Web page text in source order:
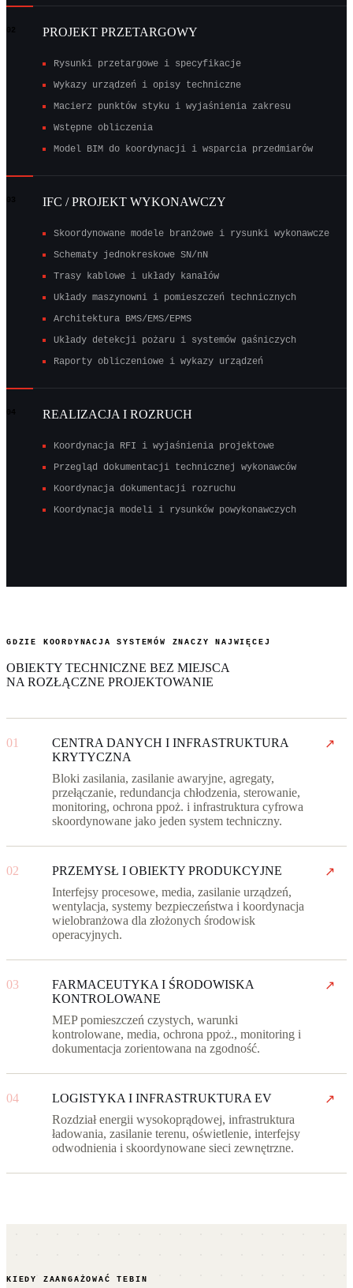
02 PROJEKT PRZETARGOWY
Rysunki przetargowe i specyfikacje
Wykazy urządzeń i opisy techniczne
Macierz punktów styku i wyjaśnienia zakresu
Wstępne obliczenia
Model BIM do koordynacji i wsparcia przedmiarów
03 IFC / PROJEKT WYKONAWCZY
Skoordynowane modele branżowe i rysunki wykonawcze
Schematy jednokreskowe SN/nN
Trasy kablowe i układy kanałów
Układy maszynowni i pomieszczeń technicznych
Architektura BMS/EMS/EPMS
Układy detekcji pożaru i systemów gaśniczych
Raporty obliczeniowe i wykazy urządzeń
04 REALIZACJA I ROZRUCH
Koordynacja RFI i wyjaśnienia projektowe
Przegląd dokumentacji technicznej wykonawców
Koordynacja dokumentacji rozruchu
Koordynacja modeli i rysunków powykonawczych
GDZIE KOORDYNACJA SYSTEMÓW ZNACZY NAJWIĘCEJ
OBIEKTY TECHNICZNE BEZ MIEJSCA
NA ROZŁĄCZNE PROJEKTOWANIE
01
CENTRA DANYCH I INFRASTRUKTURA
KRYTYCZNA
Bloki zasilania, zasilanie awaryjne, agregaty,
przełączanie, redundancja chłodzenia, sterowanie,
monitoring, ochrona ppoż. i infrastruktura cyfrowa
skoordynowane jako jeden system techniczny.
↗
02
PRZEMYSŁ I OBIEKTY PRODUKCYJNE
Interfejsy procesowe, media, zasilanie urządzeń,
wentylacja, systemy bezpieczeństwa i koordynacja
wielobranżowa dla złożonych środowisk
operacyjnych.
↗
03
FARMACEUTYKA I ŚRODOWISKA
KONTROLOWANE
MEP pomieszczeń czystych, warunki
kontrolowane, media, ochrona ppoż., monitoring i
dokumentacja zorientowana na zgodność.
↗
04
LOGISTYKA I INFRASTRUKTURA EV
Rozdział energii wysokoprądowej, infrastruktura
ładowania, zasilanie terenu, oświetlenie, interfejsy
odwodnienia i skoordynowane sieci zewnętrzne.
↗
KIEDY ZAANGAŻOWAĆ TEBIN